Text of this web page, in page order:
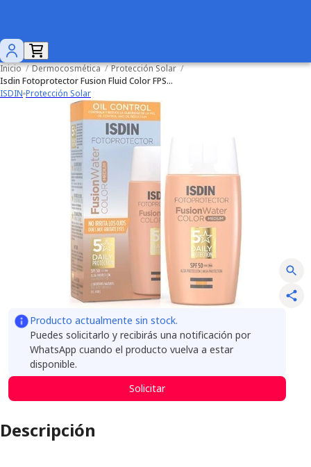
Inicio / Dermocosmética / Protección Solar /
Isdin Fotoprotector Fusion Fluid Color FPS 50+ x 50 ml
ISDIN Protección Solar
Producto actualmente sin stock.
Puedes solicitarlo y recibirás una notificación por
WhatsApp cuando el producto vuelva a estar
disponible.
Solicitar
Descripción